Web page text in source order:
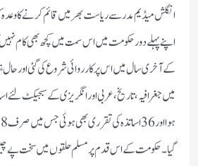
انگلش میڈیم مدرسے ریاست بھر میں قائم کرنے کا
اپنے پہلے دور حکومت میں اس سمت میں کچھ بھی کام
کے آخری سال میں اس پر کارروائی شروع کی گئی اور
میں جغرافیہ، تاریخ،عربی اور انگریزی کے سبجیکٹ لئے
گیا۔ حکومت کے اس قدم پرمسلم حلقوں میں سخت پے